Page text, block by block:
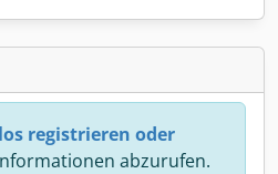
registrieren oder
abzurufen.